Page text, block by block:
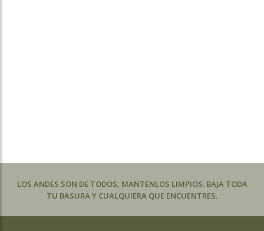
LOS ANDES SON DE TODOS, MANTENLOS LIMPIOS. BAJA TODA
TU BASURA Y CUALQUIERA QUE ENCUENTRES.